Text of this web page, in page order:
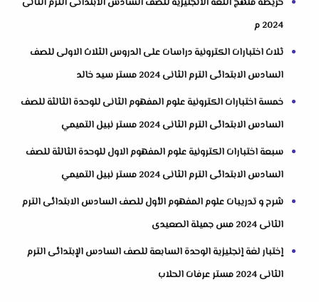
2024 م
ثلاث اختبارات الكترونية دراسات على الدروس الثلاث الاولى للصف
السادس الابتدائى الترم الثانى 2024 مستر سيد خالد
خمسة اختبارات الكترونية علوم المفهوم الثانى للوحدة الثالثة للصف
السادس الابتدائى الترم الثانى 2024 مستر نبيل التميمي
سبعة اختبارات الكترونية علوم المفهوم الاول للوحدة الثالثة للصف
السادس الابتدائى الترم الثانى 2024 مستر نبيل التميمي
شرح و تدريبات علوم المفهوم الأول للصف السادس الابتدائى الترم
الثانى 2024 مس جميلة الصعيدى
إختبار لغة إنجليزية الوحدة السابعة للصف السادس الإبتدائى الترم
الثانى 2024 مستر عرفات الحلاب